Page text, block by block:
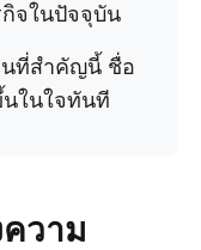
จในปัจจุบัน
นที่สำคัญนี้ ชื่อ
นในใจทันที
วาม